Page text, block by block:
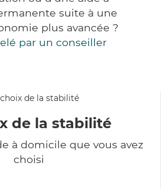
suite à une
plus avancée ?
par un conseiller
de la stabilité
à domicile que vous avez
choisi